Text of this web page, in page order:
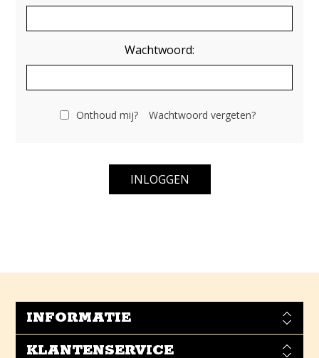
Wachtwoord:
Onthoud mij? Wachtwoord vergeten?
INFORMATIE
KLANTENSERVICE